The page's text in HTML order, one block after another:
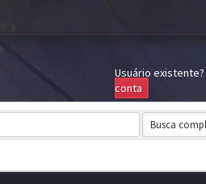
Usuário existente?
conta